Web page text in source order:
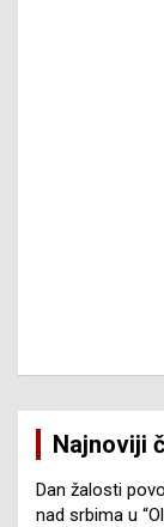
Najnoviji
Dan žalosti
nad srbima u